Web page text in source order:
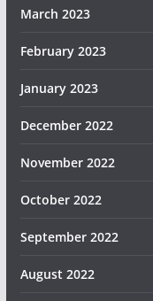
March 2023
February 2023
January 2023
December 2022
November 2022
October 2022
September 2022
August 2022